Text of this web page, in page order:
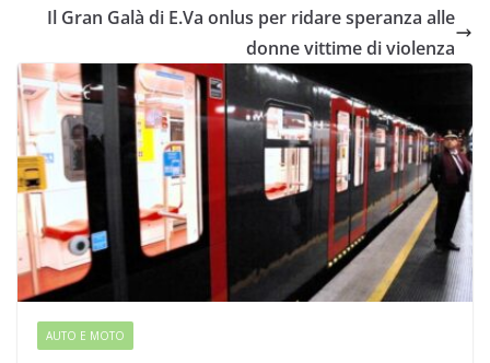
Il Gran Galà di E.Va onlus per ridare speranza alle
donne vittime di violenza
AUTO E MOTO